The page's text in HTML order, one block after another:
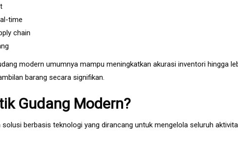
time
chain
modern umumnya mampu meningkatkan akurasi inventori hingga
barang secara signifikan.
Gudang Modern?
berbasis teknologi yang dirancang untuk mengelola seluruh